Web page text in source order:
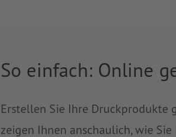
So einfach: Online
Erstellen Sie Ihre Druckprodukte
zeigen Ihnen anschaulich, wie